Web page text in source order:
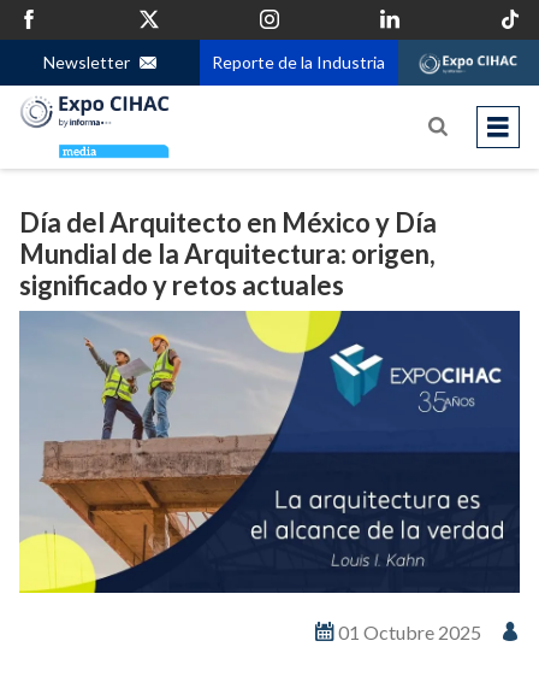
Newsletter Reporte de la Industria
Día del Arquitecto en México y Día
Mundial de la Arquitectura: origen,
significado y retos actuales
01 Octubre 2025